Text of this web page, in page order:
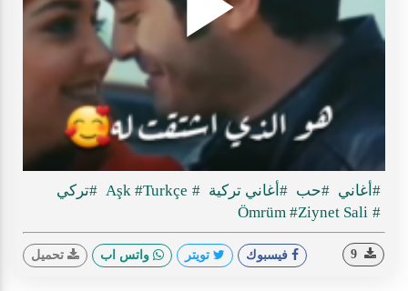
Play
#أغاني #حب #أغاني تركية #Aşk
#Turkçe
#تركي
#Ömrüm
#Ziynet Sali
فيسبوك تويتر واتس اب تحميل